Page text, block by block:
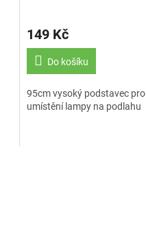
149 Kč
Do košíku
95cm vysoký podstavec pro
umístění lampy na podlahu